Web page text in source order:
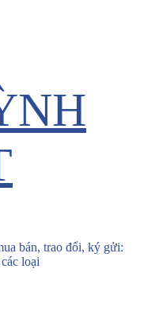
bán, trao đổi, ký gửi:
loại